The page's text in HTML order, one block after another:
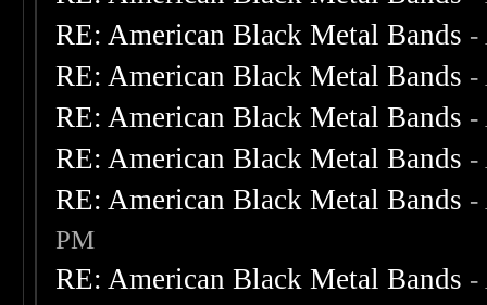
RE: American Black Metal Bands -
RE: American Black Metal Bands -
RE: American Black Metal Bands -
RE: American Black Metal Bands -
RE: American Black Metal Bands -
PM
RE: American Black Metal Bands -